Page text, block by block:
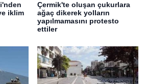
iklim
Çermik'te oluşan çukurlara
ağaç dikerek yolların
yapılmamasını protesto
ettiler